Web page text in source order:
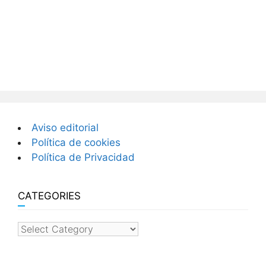
Aviso editorial
Política de cookies
Política de Privacidad
CATEGORIES
categories